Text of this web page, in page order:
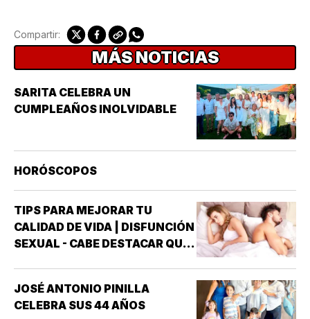
Compartir:
MÁS NOTICIAS
SARITA CELEBRA UN
CUMPLEAÑOS INOLVIDABLE
HORÓSCOPOS
TIPS PARA MEJORAR TU
CALIDAD DE VIDA | DISFUNCIÓN
SEXUAL - CABE DESTACAR QUE
INTERÉS HA GENERADO PARA
LA INVESTIGACIÓN DE NUEVOS
JOSÉ ANTONIO PINILLA
CELEBRA SUS 44 AÑOS